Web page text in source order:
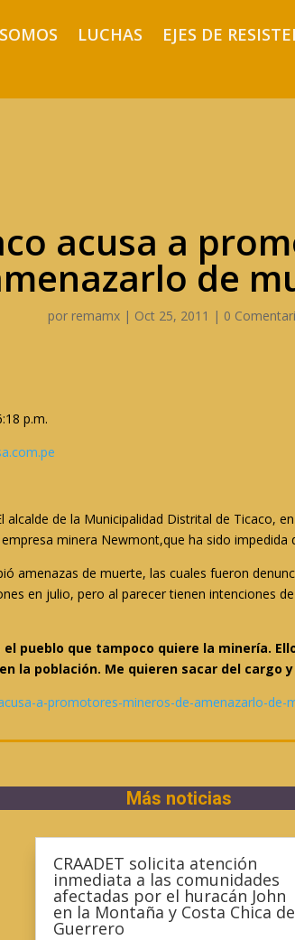
LUCHAS EJES DE
acusa a
de
por remamx| Oct 25, 2011 | 0
p.m.
alcalde de la Municipalidad Distrital de Ticaco,
minera Newmont,que ha sido impedida
amenazas de muerte, las cuales fueron
en julio, pero al parecer tienen intenciones
el pueblo que tampoco quiere la minería.
la población. Me quieren sacar del cargo
a-promotores-mineros-de-amenazarlo-de-
Más noticias
CRAADET solicita atención
inmediata a las comunidades
afectadas por el huracán John
en la Montaña y Costa Chica de
Guerrero